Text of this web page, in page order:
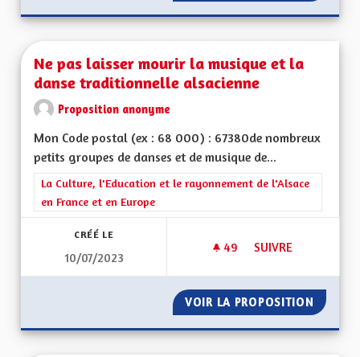
Ne pas laisser mourir la musique et la
danse traditionnelle alsacienne
Proposition anonyme
Mon Code postal (ex : 68 000) : 67380de nombreux
petits groupes de danses et de musique de...
Filtrer les résultats de la catégorie : La Culture, l'Education et
La Culture, l'Education et le rayonnement de l'Alsace
en France et en Europe
CRÉÉ LE
10/07/2023
49 49 ABONNÉS
SUIVRE
VOIR LA PROPOSITION NE